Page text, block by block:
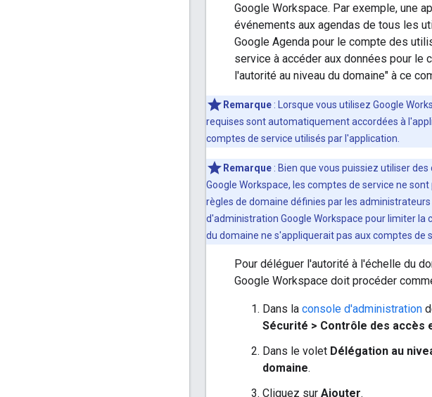
Google Workspace. Par exemple, une
événements aux agendas de tous les
Google Agenda pour le compte des
service à accéder aux données pour
l'autorité au niveau du domaine" à ce
Remarque : Lorsque vous utilisez Google
requises sont automatiquement accordées à
comptes de service utilisés par l'application.
Remarque : Bien que vous puissiez utiliser
Google Workspace, les comptes de service ne
règles de domaine définies par les
d'administration Google Workspace pour limiter la
du domaine ne s'appliquerait pas aux comptes de
Pour déléguer l'autorité à l'échelle du
Google Workspace doit procéder
Dans la console d'administration
Sécurité > Contrôle des accès
Dans le volet Délégation au
domaine.
Cliquez sur Ajouter.